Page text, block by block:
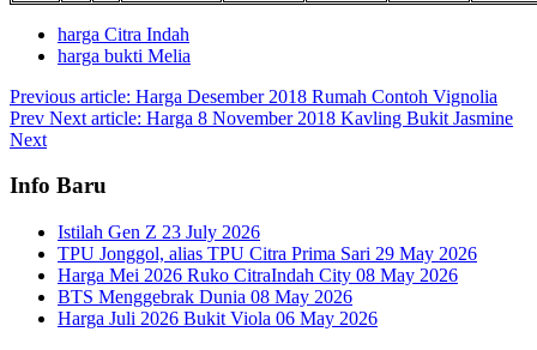
harga Citra Indah
harga bukti Melia
Previous article: Harga Desember 2018 Rumah Contoh Vignolia
Prev Next article: Harga 8 November 2018 Kavling Bukit Jasmine
Next
Info Baru
Istilah Gen Z 23 July 2026
TPU Jonggol, alias TPU Citra Prima Sari 29 May 2026
Harga Mei 2026 Ruko CitraIndah City 08 May 2026
BTS Menggebrak Dunia 08 May 2026
Harga Juli 2026 Bukit Viola 06 May 2026